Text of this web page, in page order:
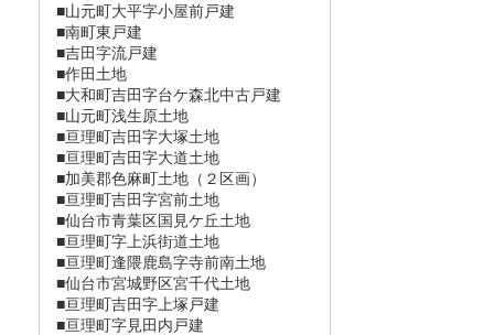
■山元町大平字小屋前戸建
■南町東戸建
■吉田字流戸建
■作田土地
■大和町吉田字台ケ森北中古戸建
■山元町浅生原土地
■亘理町吉田字大塚土地
■亘理町吉田字大道土地
■加美郡色麻町土地（２区画）
■亘理町吉田字宮前土地
■仙台市青葉区国見ケ丘土地
■亘理町字上浜街道土地
■亘理町逢隈鹿島字寺前南土地
■仙台市宮城野区宮千代土地
■亘理町吉田字上塚戸建
■亘理町字見田内戸建